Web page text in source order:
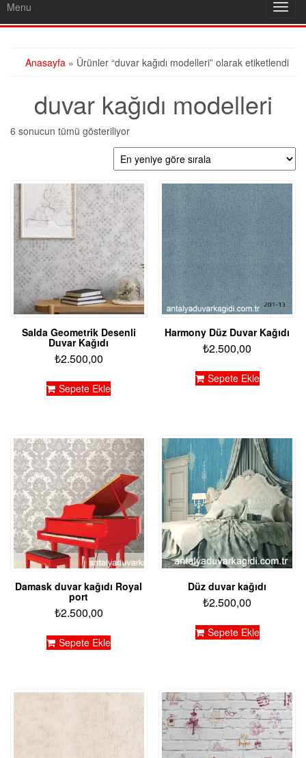
Menu
Anasayfa » Ürünler “duvar kağıdı modelleri” olarak etiketlendi
duvar kağıdı modelleri
6 sonucun tümü gösteriliyorEn
yeniye
göre
sıralandı
Salda Geometrik Desenli
Duvar Kağıdı
₺2.500,00
Sepete Ekle
Harmony Düz Duvar Kağıdı
₺2.500,00
Sepete Ekle
Damask duvar kağıdı Royal
port
₺2.500,00
Sepete Ekle
Düz duvar kağıdı
₺2.500,00
Sepete Ekle